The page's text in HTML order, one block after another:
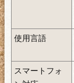
使用言語
スマートフォ